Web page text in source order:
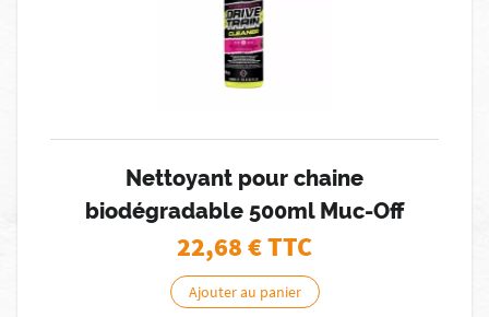
Nettoyant pour chaine
biodégradable 500ml Muc-Off
22,68€ TTC
Ajouter au panier